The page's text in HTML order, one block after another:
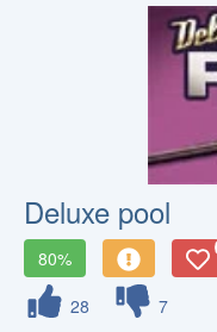
Deluxe pool
80%
28
7